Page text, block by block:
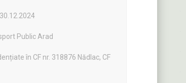
Public Arad
în CF nr. 318876 Nădlac, CF